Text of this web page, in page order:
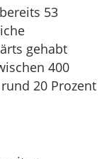
53
gehabt
400
20 Prozent